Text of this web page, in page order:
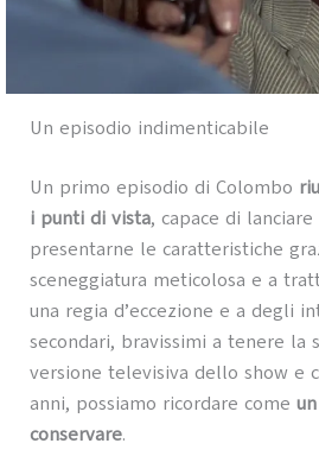
Un episodio indimenticabile
Un primo episodio di Colombo
i punti di vista, capace di
presentarne le caratteristiche
sceneggiatura meticolosa e a
una regia d’eccezione e a degli
secondari, bravissimi a tenere la
versione televisiva dello show e
anni, possiamo ricordare come
conservare.